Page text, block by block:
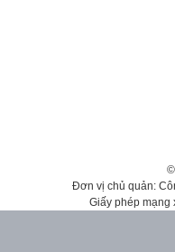
Đơn vị chủ quản:
Giấy phép mạng